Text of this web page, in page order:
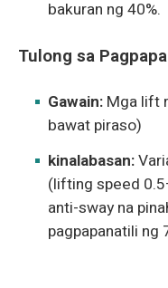
bakuran ng 40%.
Tulong sa
Gawain: Mga lift
bawat piraso)
kinalabasan:
(lifting speed
anti-sway na
pagpapanatili ng